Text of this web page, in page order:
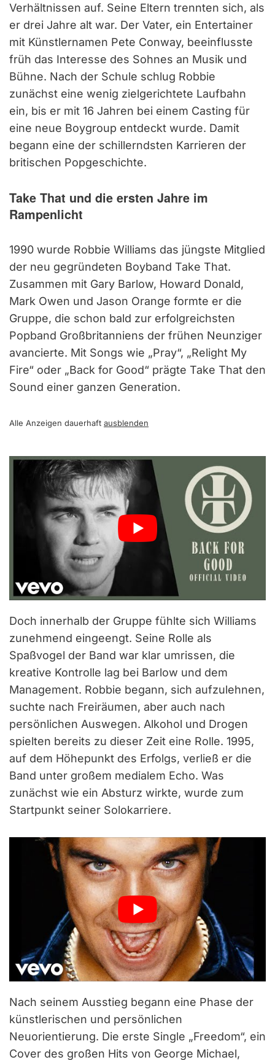
Verhältnissen auf. Seine Eltern trennten sich, als
er drei Jahre alt war. Der Vater, ein Entertainer
mit Künstlernamen Pete Conway, beeinflusste
früh das Interesse des Sohnes an Musik und
Bühne. Nach der Schule schlug Robbie
zunächst eine wenig zielgerichtete Laufbahn
ein, bis er mit 16 Jahren bei einem Casting für
eine neue Boygroup entdeckt wurde. Damit
begann eine der schillerndsten Karrieren der
britischen Popgeschichte.
Take That und die ersten Jahre im
Rampenlicht
1990 wurde Robbie Williams das jüngste Mitglied
der neu gegründeten Boyband Take That.
Zusammen mit Gary Barlow, Howard Donald,
Mark Owen und Jason Orange formte er die
Gruppe, die schon bald zur erfolgreichsten
Popband Großbritanniens der frühen Neunziger
avancierte. Mit Songs wie „Pray“, „Relight My
Fire“ oder „Back for Good“ prägte Take That den
Sound einer ganzen Generation.
Alle Anzeigen dauerhaft ausblenden
Doch innerhalb der Gruppe fühlte sich Williams
zunehmend eingeengt. Seine Rolle als
Spaßvogel der Band war klar umrissen, die
kreative Kontrolle lag bei Barlow und dem
Management. Robbie begann, sich aufzulehnen,
suchte nach Freiräumen, aber auch nach
persönlichen Auswegen. Alkohol und Drogen
spielten bereits zu dieser Zeit eine Rolle. 1995,
auf dem Höhepunkt des Erfolgs, verließ er die
Band unter großem medialem Echo. Was
zunächst wie ein Absturz wirkte, wurde zum
Startpunkt seiner Solokarriere.
Nach seinem Ausstieg begann eine Phase der
künstlerischen und persönlichen
Neuorientierung. Die erste Single „Freedom“, ein
Cover des großen Hits von George Michael,